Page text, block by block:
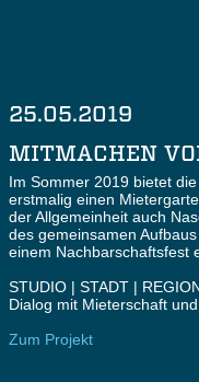
25.05.2019
MITMACHEN
Im Sommer 2019 bietet
erstmalig einen
der Allgemeinheit auch
des gemeinsamen
einem Nachbarschaftsfest
STUDIO | STADT |
Dialog mit Mieterschaft
Zum Projekt